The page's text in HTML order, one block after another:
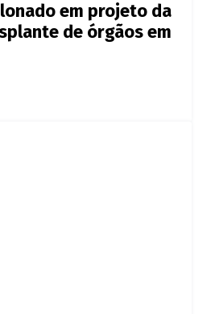
em projeto da
de órgãos em